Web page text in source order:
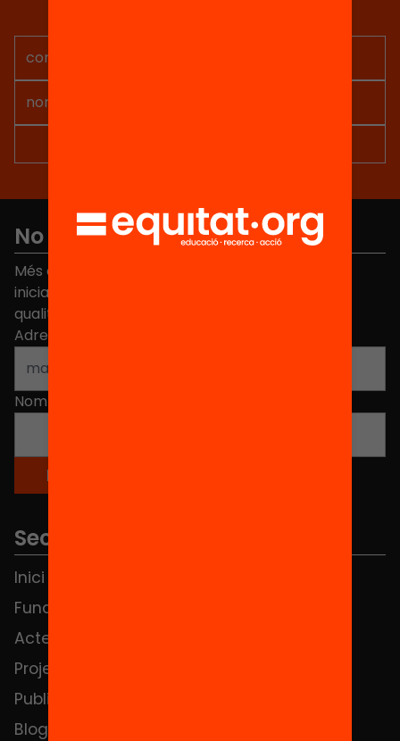
No et perdis res
Més de 40.000 persones ja han triat Equitat. Rep
iniciatives, propostes i projectes per millorar la
qualitat de l'educació a Catalunya.
Adreça electrònica
Nom
Seccions
Inici
Fundació
Actes
Projectes
Publicacions i vídeos
Blog